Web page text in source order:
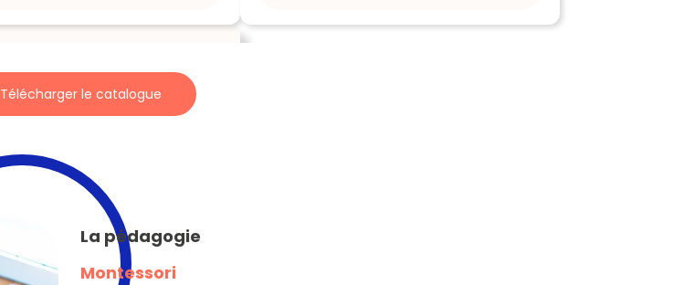
savoir plus ?
Être rappelé.e
Recevoir le catalogue
Télécharger le catalogue
La pédagogie
Montessori